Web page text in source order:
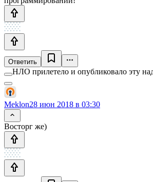
Ответить
НЛО прилетело и опубликовало эту
Meklon28 июн 2018 в 03:30
Восторг же)